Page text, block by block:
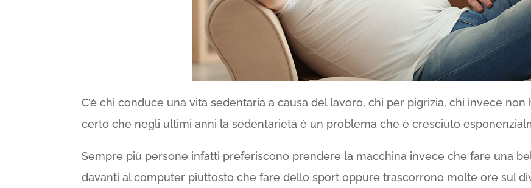
C’è chi conduce una vita sedentaria a causa del lavoro, chi per pigrizia, chi invece
certo che negli ultimi anni la sedentarietà è un problema che è cresciuto
Sempre più persone infatti preferiscono prendere la macchina invece che fare una
davanti al computer piuttosto che fare dello sport oppure trascorrono molte ore sul